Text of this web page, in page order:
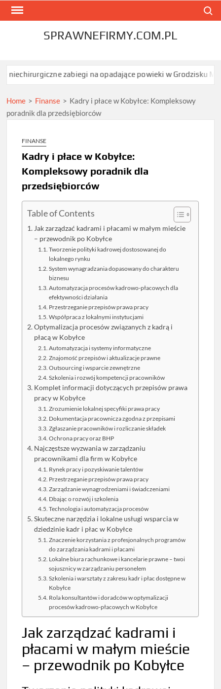
Skip
SPRAWNEFIRMY.COM.PL
zabiegi na opadające powieki w Grodzisku Mazowieckim dają
Home > Finanse > Kadry i płace w Kobyłce: Kompleksowy
poradnik dla przedsiębiorców
FINANSE
Kadry i płace w Kobyłce:
Kompleksowy poradnik dla
przedsiębiorców
Table of Contents
Jak zarządzać kadrami i płacami w małym mieście
– przewodnik po Kobyłce
Tworzenie polityki kadrowej dostosowanej do
lokalnego rynku
System wynagradzania dopasowany do charakteru
biznesu
Automatyzacja procesów kadrowo-płacowych dla
efektywności działania
Przestrzeganie przepisów prawa pracy
Współpraca z lokalnymi instytucjami
Optymalizacja procesów związanych z kadrą i
płacą w Kobyłce
Automatyzacja i systemy informatyczne
Znajomość przepisów i aktualizacje prawne
Outsourcing i wsparcie zewnętrzne
Szkolenia i rozwój kompetencji pracowników
Komplet informacji dotyczących przepisów prawa
pracy w Kobyłce
Zrozumienie lokalnej specyfiki prawa pracy
Dokumentacja pracownicza zgodna z przepisami
Zgłaszanie pracowników i rozliczanie składek
Ochrona pracy oraz BHP
Najczęstsze wyzwania w zarządzaniu
pracownikami dla firm w Kobyłce
Rynek pracy i pozyskiwanie talentów
Przestrzeganie przepisów prawa pracy
Zarządzanie wynagrodzeniami i świadczeniami
Dbając o rozwój i szkolenia
Technologia i automatyzacja procesów
Skuteczne narzędzia i lokalne usługi wsparcia w
dziedzinie kadr i płac w Kobyłce
Znaczenie korzystania z profesjonalnych programów
do zarządzania kadrami i płacami
Lokalne biura rachunkowe i kancelarie prawne – twoi
sojusznicy w zarządzaniu personelem
Szkolenia i warsztaty z zakresu kadr i płac dostępne w
Kobyłce
Rola konsultantów i doradców w optymalizacji
procesów kadrowo-płacowych w Kobyłce
Jak zarządzać kadrami i
płacami w małym mieście
– przewodnik po Kobyłce